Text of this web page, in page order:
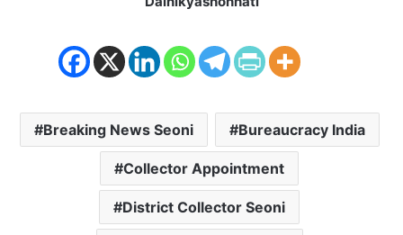
Breaking News Seoni Bureaucracy India
Collector Appointment
District Collector Seoni